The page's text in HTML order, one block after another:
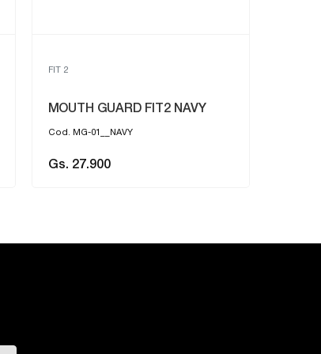
FIT 2
MOUTH GUARD FIT2 NAVY
Cod. MG-01__NAVY
Gs. 27.900